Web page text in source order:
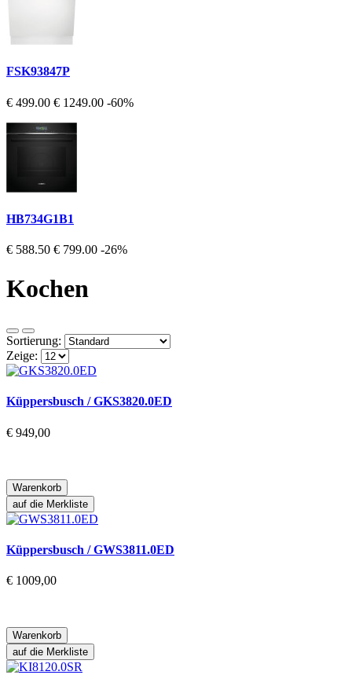
FSK93847P
€ 499.00 € 1249.00 -60%
HB734G1B1
€ 588.50 € 799.00 -26%
Kochen
Sortierung:
Zeige:
Küppersbusch / GKS3820.0ED
€ 949,00
Warenkorb
auf die Merkliste
Küppersbusch / GWS3811.0ED
€ 1009,00
Warenkorb
auf die Merkliste